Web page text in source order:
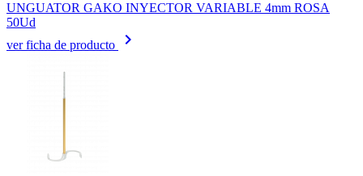
UNGUATOR GAKO INYECTOR VARIABLE 4mm ROSA
50Ud
ver ficha de producto
keyboard_arrow_right